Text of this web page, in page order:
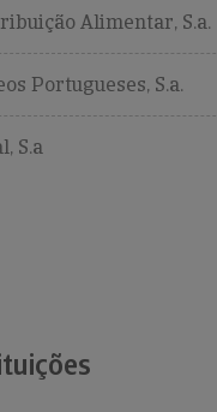
Alimentar, S.a.
Portugueses, S.a.
S.a